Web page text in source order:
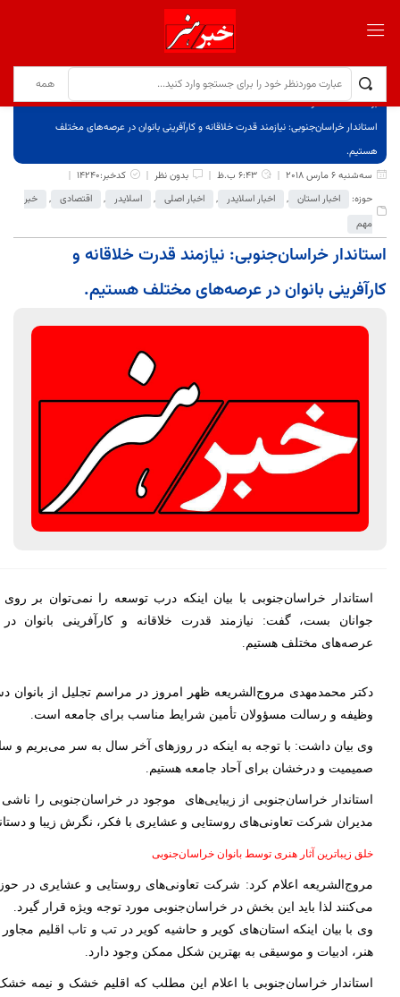
برگ نخست
نوشته‌ها
استاندار خراسان‌جنوبی: نیازمند قدرت خلاقانه و کارآفرینی بانوان در عرصه‌های مختلف
هستیم.
سه‌شنبه 6 مارس 2018
6:43 ب.ظ بدون نظر
کدخبر:14240
حوزه:
اخبار استان , اخبار اسلایدر , اخبار اصلی , اسلایدر , اقتصادی ,
خبر
مهم
استاندار خراسان‌جنوبی: نیازمند قدرت خلاقانه و
کارآفرینی بانوان در عرصه‌های مختلف هستیم.
استاندار خراسان‌جنوبی با بیان اینکه درب توسعه را نمی‌توان بر روی
جوانان بست، گفت: نیازمند قدرت خلاقانه و کارآفرینی بانوان در
عرصه‌های مختلف هستیم.
دکتر محمدمهدی مروج‌الشریعه ظهر امروز در مراسم تجلیل از بانوان
وظیفه و رسالت مسؤولان تأمین شرایط مناسب برای جامعه است.
وی بیان داشت: با توجه به اینکه در روزهای آخر سال به سر می‌بریم و
صمیمیت و درخشان برای آحاد جامعه هستیم.
استاندار خراسان‌جنوبی از زیبایی‌های موجود در خراسان‌جنوبی را
مدیران شرکت تعاونی‌های روستایی و عشایری با فکر، نگرش زیبا و
خلق زیباترین آثار هنری توسط بانوان خراسان‌جنوبی
مروج‌الشریعه اعلام کرد: شرکت تعاونی‌های روستایی و عشایری در
می‌کنند لذا باید این بخش در خراسان‌جنوبی مورد توجه ویژه قرار گیرد.
وی با بیان اینکه استان‌های کویر و حاشیه کویر در تب و تاب
اقلیم
هنر، ادبیات و موسیقی به بهترین شکل ممکن وجود دارد.
استاندار خراسان‌جنوبی با اعلام این مطلب که اقلیم خشک و نیمه